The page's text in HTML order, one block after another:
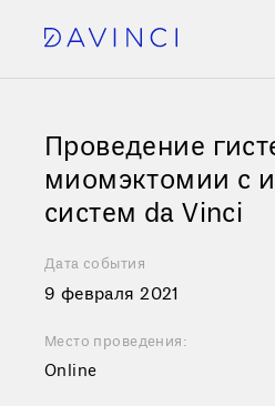
Проведение
миомэктомии с
систем da Vinci
Дата события
9 февраля 2021
Место проведения:
Online